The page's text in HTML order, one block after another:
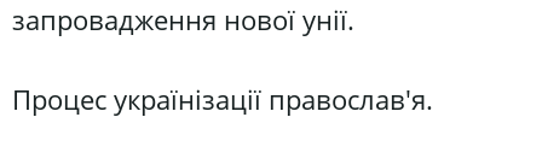
запровадження нової унії.
Процес українізації православ'я.